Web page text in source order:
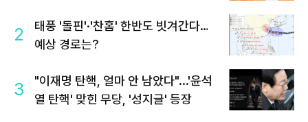
2
태풍 '돌핀'·'찬홈' 한반도 빗겨간다…
예상 경로는?
3
"이재명 탄핵, 얼마 안 남았다"...'윤석
열 탄핵' 맞힌 무당, '성지글' 등장